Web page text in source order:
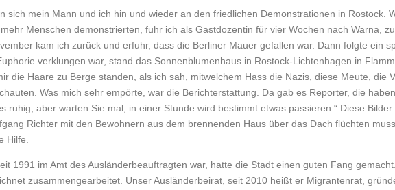
sich mein Mann und ich hin und wieder an den friedlichen Demonstrationen in Rostock.
Menschen demonstrierten, fuhr ich als Gastdozentin für vier Wochen nach Warna,
kam ich zurück und erfuhr, dass die Berliner Mauer gefallen war. Dann folgte ein
verklungen war, stand das Sonnenblumenhaus in Rostock-Lichtenhagen in
die Haare zu Berge standen, als ich sah, mitwelchem Hass die Nazis, diese Meute, die
Was mich sehr empörte, war die Berichterstattung. Da gab es Reporter, die
ruhig, aber warten Sie mal, in einer Stunde wird bestimmt etwas passieren.“ Diese
Richter mit den Bewohnern aus dem brennenden Haus über das Dach flüchten
Hilfe.
1991 im Amt des Ausländerbeauftragten war, hatte die Stadt einen guten Fang
zusammengearbeitet. Unser Ausländerbeirat, seit 2010 heißt er Migrantenrat,